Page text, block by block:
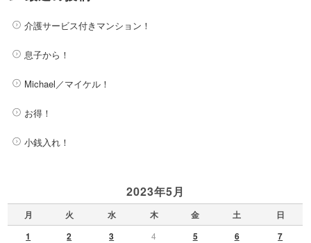
介護サービス付きマンション！
息子から！
Michael／マイケル！
お得！
小銭入れ！
2023年5月
月 火 水 木 金 土 日
1 2 3 4 5 6
7